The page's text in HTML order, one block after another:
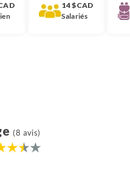
14 $CAD
Salariés
que chaque
du prix de
(8 avis)